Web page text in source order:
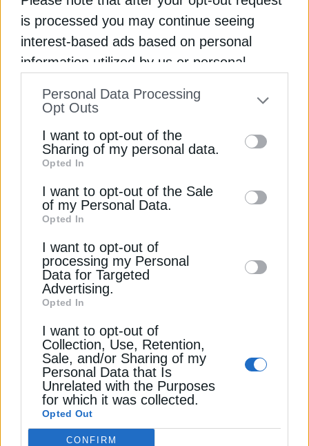
is processed you may continue seeing
interest-based ads based on personal
information utilized by us or personal
to your opt-out. You may separately opt-out
information by third parties on the IAB’s list
of downstream participants. This
information may also be disclosed by us to
third parties on theIAB’s List of
Downstream Participants
disclose it to other third parties.
Personal Data Processing
Opt Outs
I want to opt-out of the
Sharing of my personal data.
Opted In
I want to opt-out of the Sale
of my Personal Data.
Opted In
I want to opt-out of
processing my Personal
Data for Targeted
Advertising.
Opted In
I want to opt-out of
Collection, Use, Retention,
Sale, and/or Sharing of my
Personal Data that Is
Unrelated with the Purposes
for which it was collected.
Opted Out
CONFIRM
ότι ήταν απαραίτητη για να αντιμετωπιστούν
χρόνιες δυσλειτουργίες.
Διαβάστε ακόμη
ταμείο για την ανάπτυξη
κέντρα και μητροπολιτικό πάρκο η ανάπλαση της
ΔΕΘ
Πέντε υποψήφιοι για την αξιοποίηση του πρώην
βασιλικού κτήματος Τατοΐου
ΑΕΡΟΔΡΟΜΙΑ
ΥΠΟΥΡΓΕΙΟ ΥΠΟΔΟΜΩΝ ΚΑΙ ΜΕΤΑΦΟΡΩΝ
ΔΕΊΤΕ ΕΠΊΣΗΣ